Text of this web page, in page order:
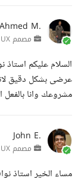
Ahmed M.
مصمم UI UX
السلام عليكم استاذ
عرضى بشكل دقيق
مشروعك وانا بالفعل
John E.
مصمم UI UX